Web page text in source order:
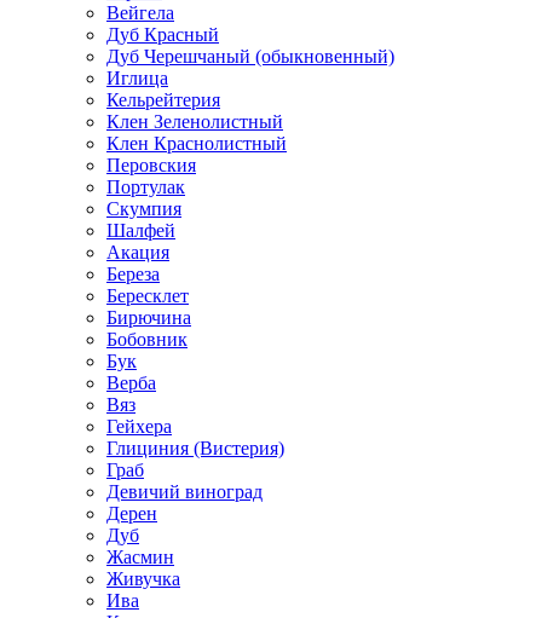
Вейгела
Дуб Красный
Дуб Черешчаный (обыкновенный)
Иглица
Кельрейтерия
Клен Зеленолистный
Клен Краснолистный
Перовския
Портулак
Скумпия
Шалфей
Акация
Береза
Бересклет
Бирючина
Бобовник
Бук
Верба
Вяз
Гейхера
Глициния (Вистерия)
Граб
Девичий виноград
Дерен
Дуб
Жасмин
Живучка
Ива